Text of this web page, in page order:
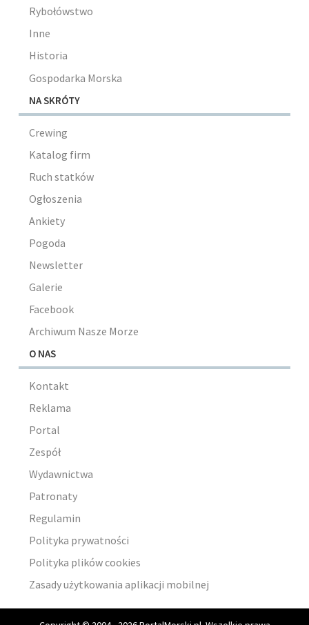
Rybołówstwo
Inne
Historia
Gospodarka Morska
NA SKRÓTY
Crewing
Katalog firm
Ruch statków
Ogłoszenia
Ankiety
Pogoda
Newsletter
Galerie
Facebook
Archiwum Nasze Morze
O NAS
Kontakt
Reklama
Portal
Zespół
Wydawnictwa
Patronaty
Regulamin
Polityka prywatności
Polityka plików cookies
Zasady użytkowania aplikacji mobilnej